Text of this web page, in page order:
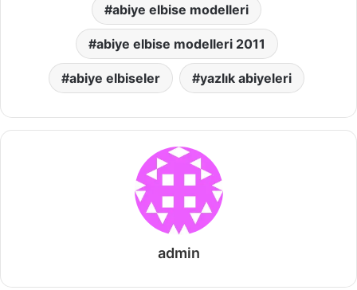
abiye elbise modelleri
abiye elbise modelleri 2011
abiye elbiseler yazlık abiyeleri
admin